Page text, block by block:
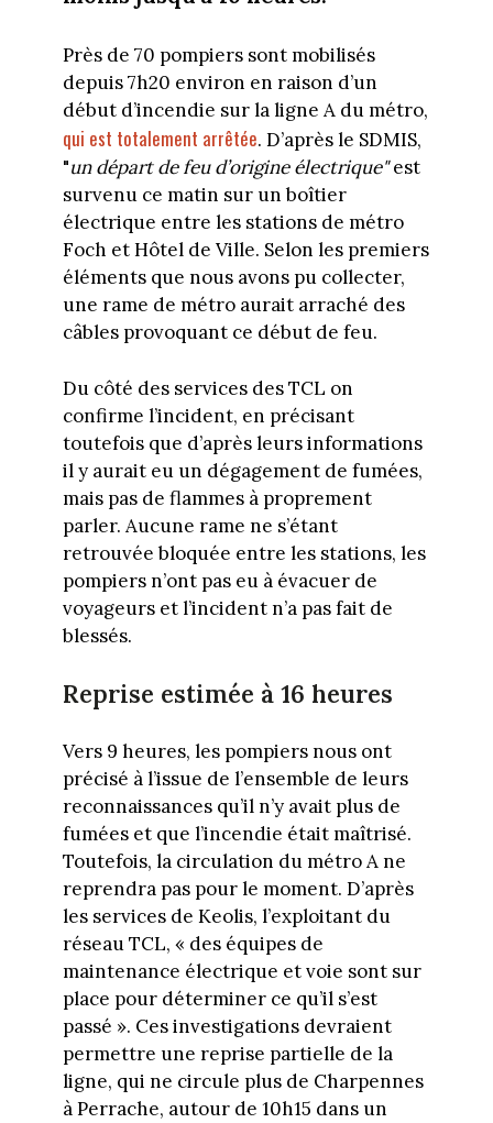
Près de 70 pompiers sont mobilisés
depuis 7h20 environ en raison d’un
début d’incendie sur la ligne A du métro,
qui est totalement arrêtée. D’après le SDMIS,
"un départ de feu d’origine électrique"est
survenu ce matin sur un boîtier
électrique entre les stations de métro
Foch et Hôtel de Ville. Selon les premiers
éléments que nous avons pu collecter,
une rame de métro aurait arraché des
câbles provoquant ce début de feu.
Du côté des services des TCL on
confirme l’incident, en précisant
toutefois que d’après leurs informations
il y aurait eu un dégagement de fumées,
mais pas de flammes à proprement
parler. Aucune rame ne s’étant
retrouvée bloquée entre les stations, les
pompiers n’ont pas eu à évacuer de
voyageurs et l’incident n’a pas fait de
blessés.
Reprise estimée à 16 heures
Vers 9 heures, les pompiers nous ont
précisé à l’issue de l’ensemble de leurs
reconnaissances qu’il n’y avait plus de
fumées et que l’incendie était maîtrisé.
Toutefois, la circulation du métro A ne
reprendra pas pour le moment. D’après
les services de Keolis, l’exploitant du
réseau TCL, « des équipes de
maintenance électrique et voie sont sur
place pour déterminer ce qu’il s’est
passé ». Ces investigations devraient
permettre une reprise partielle de la
ligne, qui ne circule plus de Charpennes
à Perrache, autour de 10h15 dans un